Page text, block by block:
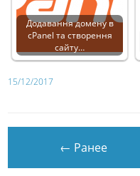
Додавання домену в
cPanel та створення
сайту…
15/12/2017
← Ранее